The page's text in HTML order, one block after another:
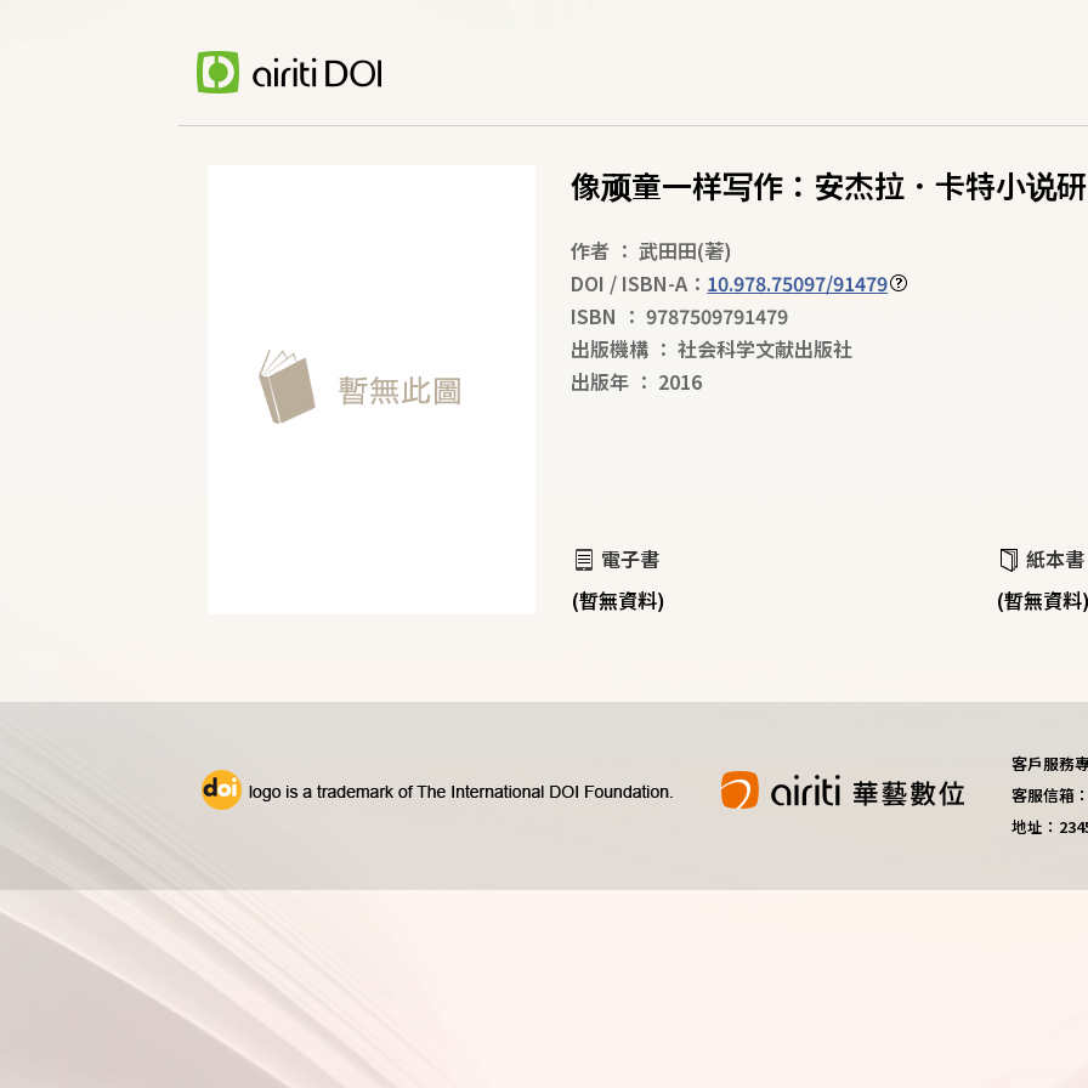
像顽童一样写作：安杰拉．卡特小说
作者 ： 武田田(著)
DOI / ISBN-A： 10.978.75097/91479
ISBN ： 9787509791479
出版機構 ： 社会科学文献出版社
出版年 ： 2016
電子書
(暫無資料)
紙本書
(暫無資
客戶服務
客服信箱
地址：